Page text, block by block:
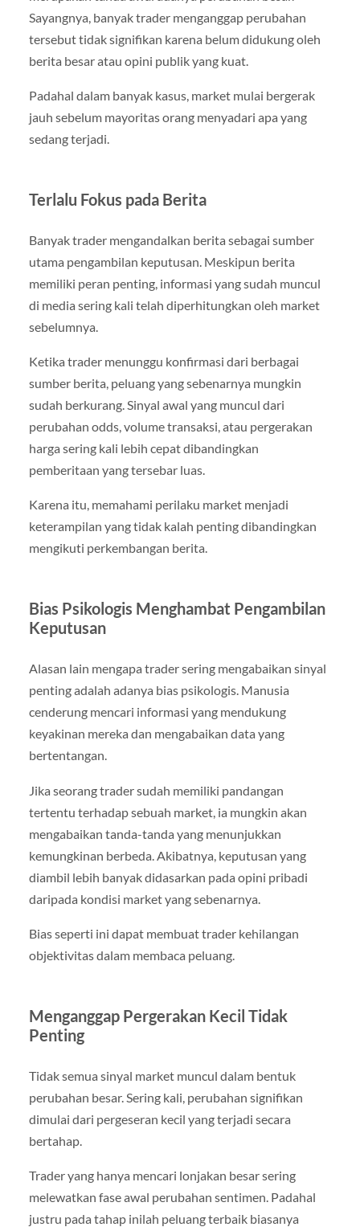
Sayangnya, banyak trader menganggap perubahan
tersebut tidak signifikan karena belum didukung oleh
berita besar atau opini publik yang kuat.
Padahal dalam banyak kasus, market mulai bergerak
jauh sebelum mayoritas orang menyadari apa yang
sedang terjadi.
Terlalu Fokus pada Berita
Banyak trader mengandalkan berita sebagai sumber
utama pengambilan keputusan. Meskipun berita
memiliki peran penting, informasi yang sudah muncul
di media sering kali telah diperhitungkan oleh market
sebelumnya.
Ketika trader menunggu konfirmasi dari berbagai
sumber berita, peluang yang sebenarnya mungkin
sudah berkurang. Sinyal awal yang muncul dari
perubahan odds, volume transaksi, atau pergerakan
harga sering kali lebih cepat dibandingkan
pemberitaan yang tersebar luas.
Karena itu, memahami perilaku market menjadi
keterampilan yang tidak kalah penting dibandingkan
mengikuti perkembangan berita.
Bias Psikologis Menghambat Pengambilan
Keputusan
Alasan lain mengapa trader sering mengabaikan sinyal
penting adalah adanya bias psikologis. Manusia
cenderung mencari informasi yang mendukung
keyakinan mereka dan mengabaikan data yang
bertentangan.
Jika seorang trader sudah memiliki pandangan
tertentu terhadap sebuah market, ia mungkin akan
mengabaikan tanda-tanda yang menunjukkan
kemungkinan berbeda. Akibatnya, keputusan yang
diambil lebih banyak didasarkan pada opini pribadi
daripada kondisi market yang sebenarnya.
Bias seperti ini dapat membuat trader kehilangan
objektivitas dalam membaca peluang.
Menganggap Pergerakan Kecil Tidak
Penting
Tidak semua sinyal market muncul dalam bentuk
perubahan besar. Sering kali, perubahan signifikan
dimulai dari pergeseran kecil yang terjadi secara
bertahap.
Trader yang hanya mencari lonjakan besar sering
melewatkan fase awal perubahan sentimen. Padahal
justru pada tahap inilah peluang terbaik biasanya